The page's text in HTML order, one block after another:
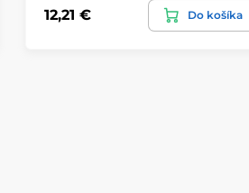
12,21 € Do košíka